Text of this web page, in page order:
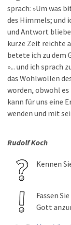
sprach: »Um was
des Himmels; und
und Antwort
kurze Zeit reichte
betete ich zu dem
»... und ich sprach
das Wohlwollen
worden, obwohl es
kann für uns eine
wenden und mit
Rudolf Koch
Kennen
Fassen
Gott